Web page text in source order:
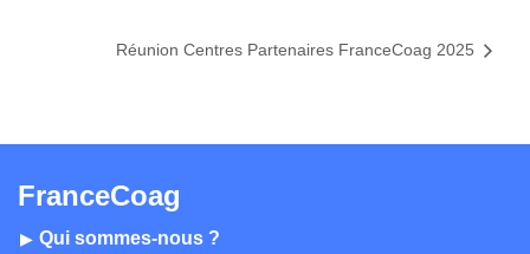
Réunion Centres Partenaires FranceCoag 2025
FranceCoag
Qui sommes-nous ?